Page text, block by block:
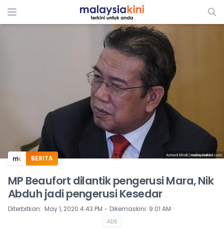
ADS
BERITA
MP Beaufort dilantik pengerusi Mara, Nik
Abduh jadi pengerusi Kesedar
Diterbitkan: May 1, 2020 4:43 PM ⋅ Dikemaskini: 9:01 AM
ADS